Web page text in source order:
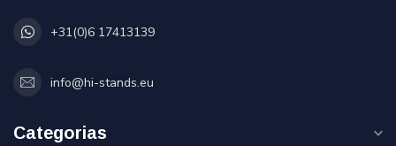
+31(0)6 17413139
info@hi-stands.eu
Categorias